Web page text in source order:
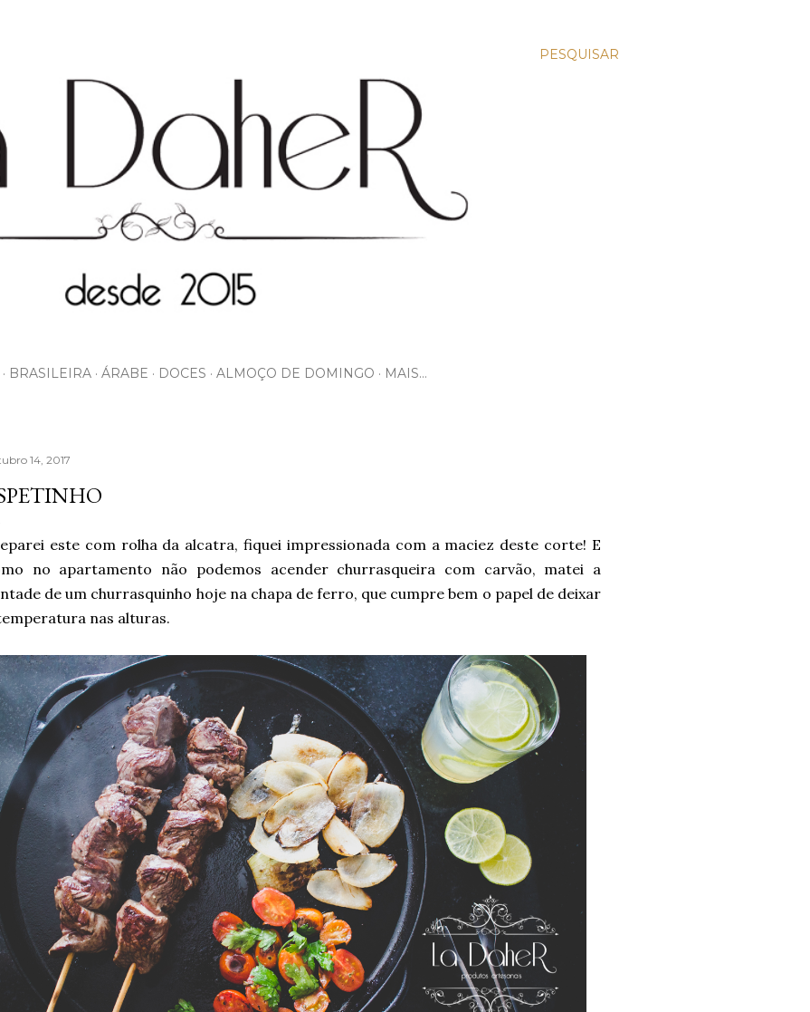
PESQUISAR
BRASILEIRA ÁRABE DOCES ALMOÇO DE DOMINGO MAIS…
14, 2017
este com rolha da alcatra, fiquei impressionada com a maciez deste corte! E
no apartamento não podemos acender churrasqueira com carvão, matei a
de um churrasquinho hoje na chapa de ferro, que cumpre bem o papel de deixar
nas alturas.